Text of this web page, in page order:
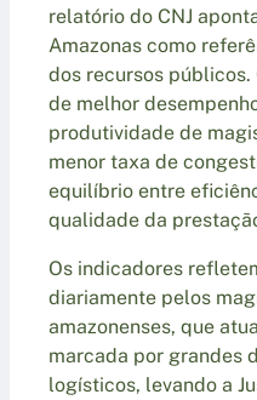
relatório do CNJ
Amazonas como
dos recursos públicos.
de melhor
produtividade de
menor taxa de
equilíbrio entre
qualidade da
Os indicadores
diariamente pelos
amazonenses, que
marcada por grandes
logísticos, levando a